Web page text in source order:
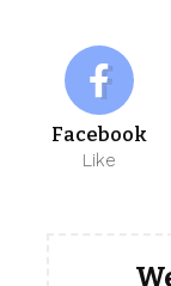
Facebook
Like